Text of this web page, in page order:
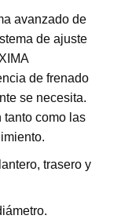
avanzado de
de ajuste
de frenado
se necesita.
tanto como las
trasero y